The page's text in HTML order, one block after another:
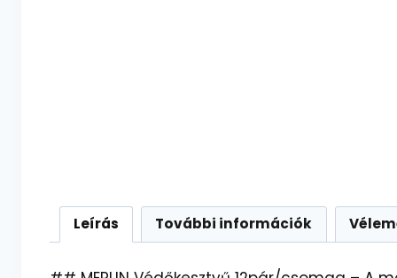
Leírás További információk